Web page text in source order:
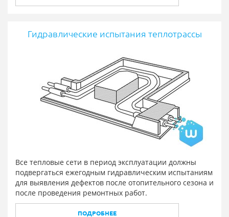
Гидравлические испытания теплотрассы
Все тепловые сети в период эксплуатации должны
подвергаться ежегодным гидравлическим испытаниям
для выявления дефектов после отопительного сезона и
после проведения ремонтных работ.
ПОДРОБНЕЕ